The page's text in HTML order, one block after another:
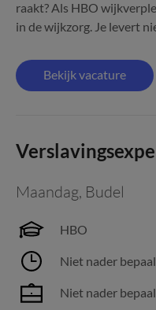
raakt? Als HBO
in de wijkzorg. Je levert
Bekijk vacature
Maandag, Budel
HBO
Niet nader
Niet nader